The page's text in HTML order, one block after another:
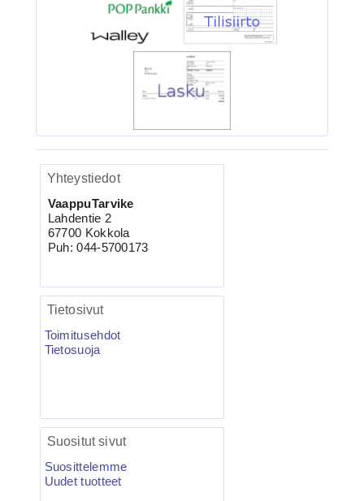
4.90€
Ruostumaton suora ru...
VMC-7557 TI KAPTAIN 3X
Kolmihaarakoukku N.4 10kpl
Salmo Hornet 5F vaappu blanco 5kpl
Yhteystiedot
VaappuTarvike
Lahdentie 2
67700 Kokkola
Puh: 044-5700173
Tietosivut
Toimitusehdot
Tietosuoja
Suositut sivut
Suosittelemme
Uudet tuotteet